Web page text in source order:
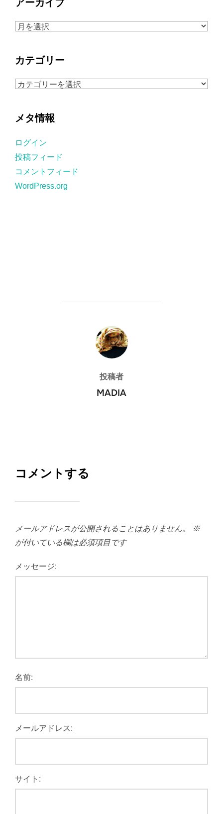
アーカイブ
ア
ブ
カテゴリー
カ
ー
メタ情報
ログイン
投稿フィード
コメントフィード
WordPress.org
投稿者
投稿者
MADIA
コメントする
メールアドレスが公開されることはありません。
※
が付いている欄は必須項目です
メッセージ:
名前:
メールアドレス:
サイト: